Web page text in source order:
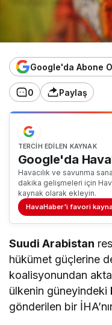
Google'da Abone
0 Paylaş
TERCIH EDILEN KAYNAK
Google'da
Havacılık ve savunma
dakika gelişmeleri için
kaynak olarak ekleyin.
HavaHaber'i favori
Suudi Arabistan
hükümet güçlerine
koalisyonundan
ülkenin güneyindeki
gönderilen bir